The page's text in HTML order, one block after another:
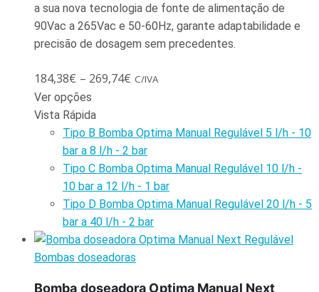
a sua nova tecnologia de fonte de alimentação de
90Vac a 265Vac e 50-60Hz, garante adaptabilidade e
precisão de dosagem sem precedentes.
184,38€ – 269,74€ C/IVA
Ver opções
Vista Rápida
Tipo B Bomba Optima Manual Regulável 5 l/h - 10
bar a 8 l/h - 2 bar
Tipo C Bomba Optima Manual Regulável 10 l/h -
10 bar a 12 l/h - 1 bar
Tipo D Bomba Optima Manual Regulável 20 l/h - 5
bar a 40 l/h - 2 bar
Bombas doseadoras
Bomba doseadora Optima Manual Next